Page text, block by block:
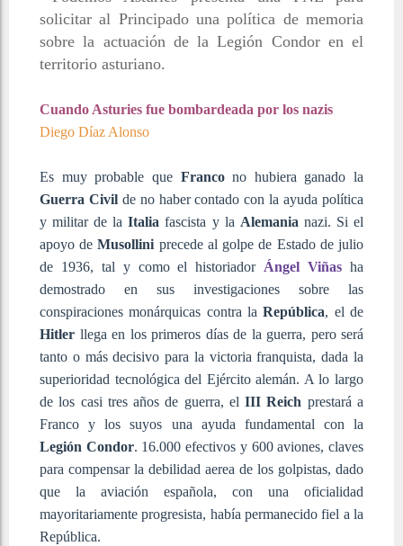
solicitar al Principado una política de memoria
sobre la actuación de la Legión Condor en el
territorio asturiano.
Cuando Asturies fue bombardeada por los nazis
Diego Díaz Alonso
Es muy probable que Francono hubiera ganado la
Guerra Civil de no haber contado con la ayuda política
y militar de la Italia fascista y la Alemania nazi. Si el
apoyo deMusollini precede al golpe de Estado de julio
de 1936, tal y como el historiador Ángel Viñas ha
demostrado en sus investigaciones sobre las
conspiraciones monárquicas contra laRepública, el de
Hitler llega en los primeros días de la guerra, pero será
tanto o más decisivo para la victoria franquista, dada la
superioridad tecnológica del Ejército alemán. A lo largo
de los casi tres años de guerra, elIII Reich prestará a
Franco y los suyos una ayuda fundamental con la
Legión Condor. 16.000 efectivos y 600 aviones, claves
para compensar la debilidad aerea de los golpistas, dado
que la aviación española, con una oficialidad
mayoritariamente progresista, había permanecido fiel a la
República.